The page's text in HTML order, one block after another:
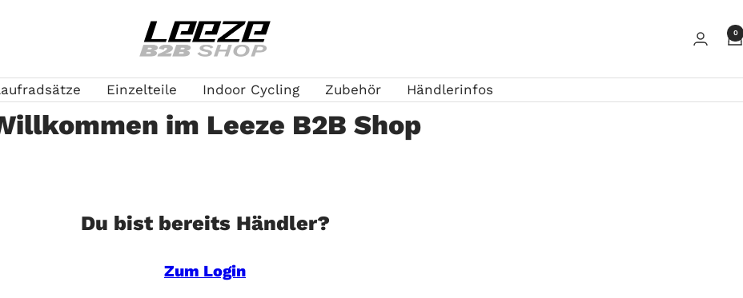
Leeze
B2B
0
Einzelteile Indoor Cycling Zubehör Händlerinfos
im Leeze B2B Shop
Du bist bereits Händler?
Zum Login